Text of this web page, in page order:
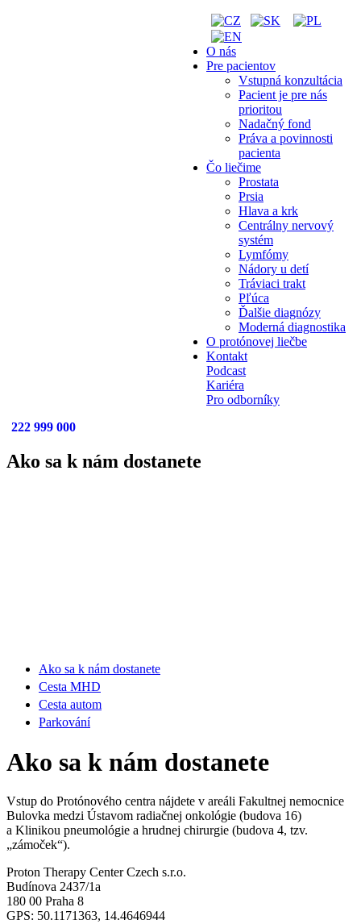
O nás
Pre pacientov
Vstupná konzultácia
Pacient je pre nás
prioritou
Nadačný fond
Práva a povinnosti
pacienta
Čo liečime
Prostata
Prsia
Hlava a krk
Centrálny nervový
systém
Lymfómy
Nádory u detí
Tráviaci trakt
Pľúca
Ďalšie diagnózy
Moderná diagnostika
O protónovej liečbe
Kontakt
Podcast
Kariéra
Pro odborníky
222 999 000
Ako sa k nám dostanete
Ako sa k nám dostanete
Cesta MHD
Cesta autom
Parkování
Ako sa k nám dostanete
Vstup do Protónového centra nájdete v areáli Fakultnej nemocnice
Bulovka medzi Ústavom radiačnej onkológie (budova 16)
a Klinikou pneumológie a hrudnej chirurgie (budova 4, tzv.
„zámoček“).
Proton Therapy Center Czech s.r.o.
Budínova 2437/1a
180 00 Praha 8
GPS: 50.1171363, 14.4646944